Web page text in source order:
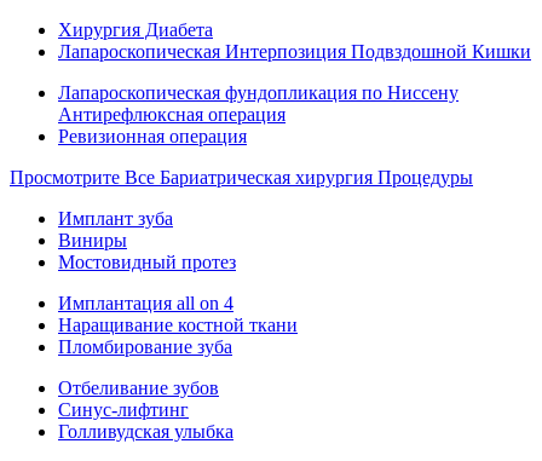
Хирургия Диабета
Лапароскопическая Интерпозиция Подвздошной Кишки
Лапароскопическая фундопликация по Ниссену
Антирефлюксная операция
Ревизионная операция
Просмотрите Все Бариатрическая хирургия Процедуры
Имплант зуба
Виниры
Мостовидный протез
Имплантация all on 4
Наращивание костной ткани
Пломбирование зуба
Отбеливание зубов
Синус-лифтинг
Голливудская улыбка